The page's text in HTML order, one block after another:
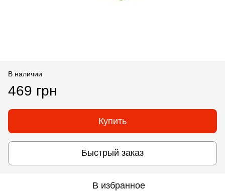
В наличии
469 грн
Купить
Быстрый заказ
В избранное